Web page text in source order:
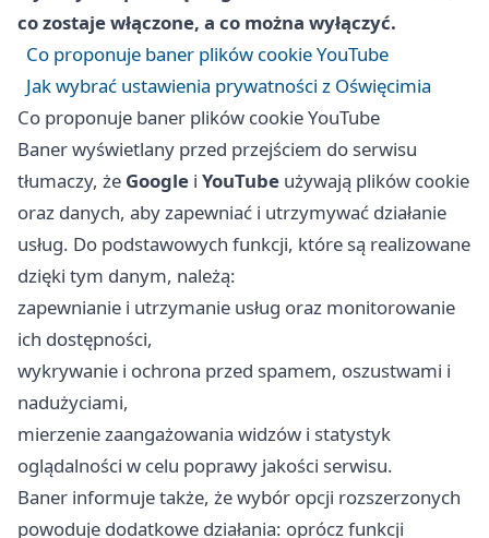
co zostaje włączone, a co można wyłączyć.
Co proponuje baner plików cookie YouTube
Jak wybrać ustawienia prywatności z Oświęcimia
Co proponuje baner plików cookie YouTube
Baner wyświetlany przed przejściem do serwisu
tłumaczy, że Google i YouTube używają plików cookie
oraz danych, aby zapewniać i utrzymywać działanie
usług. Do podstawowych funkcji, które są realizowane
dzięki tym danym, należą:
zapewnianie i utrzymanie usług oraz monitorowanie
ich dostępności,
wykrywanie i ochrona przed spamem, oszustwami i
nadużyciami,
mierzenie zaangażowania widzów i statystyk
oglądalności w celu poprawy jakości serwisu.
Baner informuje także, że wybór opcji rozszerzonych
powoduje dodatkowe działania: oprócz funkcji